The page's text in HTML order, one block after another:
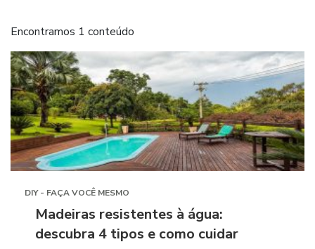
Encontramos 1 conteúdo
DIY - FAÇA VOCÊ MESMO
Madeiras resistentes à água:
descubra 4 tipos e como cuidar